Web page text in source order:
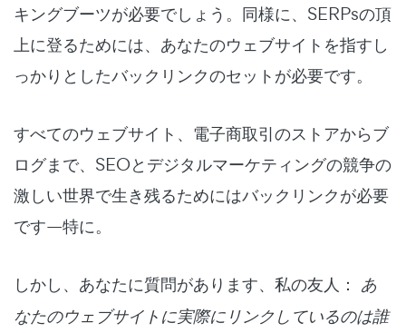
キングブーツが必要でしょう。同様に、SERPsの頂
上に登るためには、あなたのウェブサイトを指すし
っかりとしたバックリンクのセットが必要です。
すべてのウェブサイト、電子商取引のストアからブ
ログまで、SEOとデジタルマーケティングの競争の
激しい世界で生き残るためにはバックリンクが必要
です—特に。
しかし、あなたに質問があります、私の友人： あ
なたのウェブサイトに実際にリンクしているのは誰